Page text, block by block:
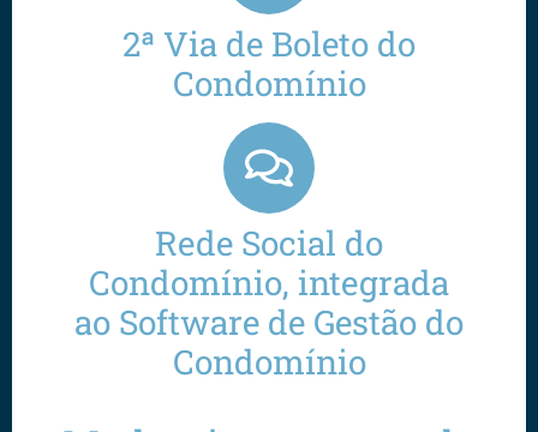
2ª Via de Boleto do
Condomínio
Rede Social do
Condomínio, integrada
ao Software de Gestão do
Condomínio